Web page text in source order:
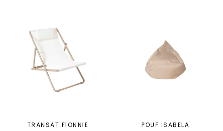
TRANSAT FIONNIE
POUF ISABELA